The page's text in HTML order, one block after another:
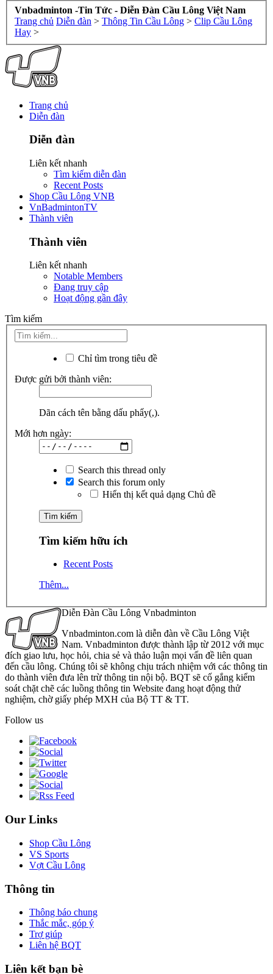
Vnbadminton -Tin Tức - Diễn Đàn Cầu Lông Việt Nam
Trang chủ Diễn đàn > Thông Tin Cầu Lông > Clip Cầu Lông
Hay >
Trang chủ
Diễn đàn
Diễn đàn
Liên kết nhanh
Tìm kiếm diễn đàn
Recent Posts
Shop Cầu Lông VNB
VnBadmintonTV
Thành viên
Thành viên
Liên kết nhanh
Notable Members
Đang truy cập
Hoạt động gần đây
Tìm kiếm
Chỉ tìm trong tiêu đề
Được gửi bởi thành viên:
Dãn cách tên bằng dấu phẩy(,).
Mới hơn ngày:
Search this thread only
Search this forum only
Hiển thị kết quả dạng Chủ đề
Tìm kiếm hữu ích
Recent Posts
Thêm...
Diễn Đàn Cầu Lông Vnbadminton
Vnbadminton.com là diễn đàn về Cầu Lông Việt
Nam. Vnbadminton được thành lập từ 2012 với mục
đích giao lưu, học hỏi, chia sẻ và thảo luận mọi vấn đề liên quan
đến cầu lông. Chúng tôi sẽ không chịu trách nhiệm với các thông tin
do thành viên đưa lên trừ thông tin nội bộ. BQT sẽ cố gắng kiểm
soát chặt chẽ các luồng thông tin Website đang hoạt động thử
nghiệm, chờ giấy phép MXH của Bộ TT & TT.
Follow us
Our Links
Shop Cầu Lông
VS Sports
Vợt Cầu Lông
Thông tin
Thông báo chung
Thắc mắc, góp ý
Trợ giúp
Liên hệ BQT
Liên kết bạn bè